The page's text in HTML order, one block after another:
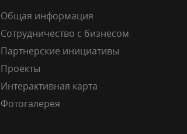
Общая информация
Сотрудничество с бизнесом
Партнерские инициативы
Проекты
Интерактивная карта
Фотогалерея